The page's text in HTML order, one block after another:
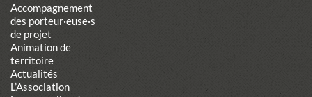
Accompagnement
des porteur·euse·s
de projet
Animation de
territoire
Actualités
L’Association